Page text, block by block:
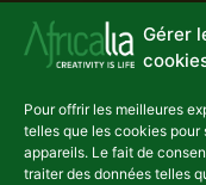
Gérer
Pour offrir les meilleures
telles que les cookies
appareils. Le fait de
traiter des données telles